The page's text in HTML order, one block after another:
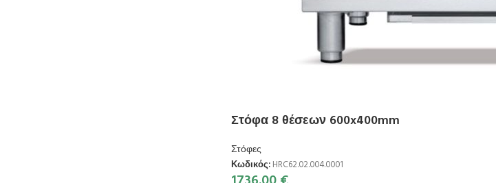
Στόφα 8 θέσεων 600x400mm
Στόφες
Κωδικός: HRC62.02.004.0001